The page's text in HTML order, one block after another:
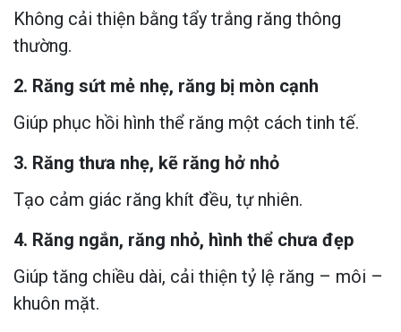
Không cải thiện bằng tẩy trắng răng thông
thường.
2. Răng sứt mẻ nhẹ, răng bị mòn cạnh
Giúp phục hồi hình thể răng một cách tinh tế.
3. Răng thưa nhẹ, kẽ răng hở nhỏ
Tạo cảm giác răng khít đều, tự nhiên.
4. Răng ngắn, răng nhỏ, hình thể chưa đẹp
Giúp tăng chiều dài, cải thiện tỷ lệ răng – môi –
khuôn mặt.